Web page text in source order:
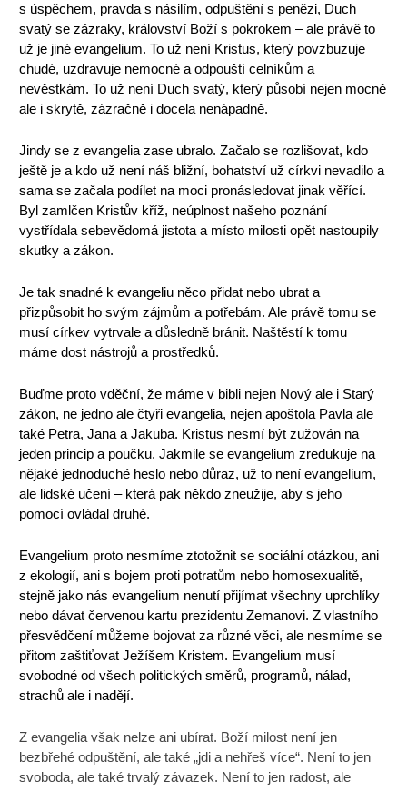
s úspěchem, pravda s násilím, odpuštění s penězi, Duch
svatý se zázraky, království Boží s pokrokem – ale právě to
už je jiné evangelium. To už není Kristus, který povzbuzuje
chudé, uzdravuje nemocné a odpouští celníkům a
nevěstkám. To už není Duch svatý, který působí nejen mocně
ale i skrytě, zázračně i docela nenápadně.
Jindy se z evangelia zase ubralo. Začalo se rozlišovat, kdo
ještě je a kdo už není náš bližní, bohatství už církvi nevadilo a
sama se začala podílet na moci pronásledovat jinak věřící.
Byl zamlčen Kristův kříž, neúplnost našeho poznání
vystřídala sebevědomá jistota a místo milosti opět nastoupily
skutky a zákon.
Je tak snadné k evangeliu něco přidat nebo ubrat a
přizpůsobit ho svým zájmům a potřebám. Ale právě tomu se
musí církev vytrvale a důsledně bránit. Naštěstí k tomu
máme dost nástrojů a prostředků.
Buďme proto vděční, že máme v bibli nejen Nový ale i Starý
zákon, ne jedno ale čtyři evangelia, nejen apoštola Pavla ale
také Petra, Jana a Jakuba. Kristus nesmí být zužován na
jeden princip a poučku. Jakmile se evangelium zredukuje na
nějaké jednoduché heslo nebo důraz, už to není evangelium,
ale lidské učení – která pak někdo zneužije, aby s jeho
pomocí ovládal druhé.
Evangelium proto nesmíme ztotožnit se sociální otázkou, ani
z ekologií, ani s bojem proti potratům nebo homosexualitě,
stejně jako nás evangelium nenutí přijímat všechny uprchlíky
nebo dávat červenou kartu prezidentu Zemanovi. Z vlastního
přesvědčení můžeme bojovat za různé věci, ale nesmíme se
přitom zaštiťovat Ježíšem Kristem. Evangelium musí
svobodné od všech politických směrů, programů, nálad,
strachů ale i nadějí.
Z evangelia však nelze ani ubírat. Boží milost není jen
bezbřehé odpuštění, ale také „jdi a nehřeš více“. Není to jen
svoboda, ale také trvalý závazek. Není to jen radost, ale